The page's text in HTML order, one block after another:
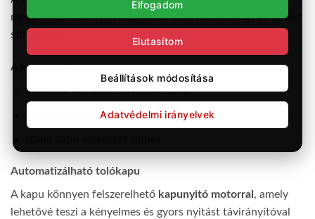
megjelenése könnyen illeszthető a kerítéshez vagy az épület
stílusához.
A kapu szett tartalma
tolókapu váz (acél keretszerkezet)
Automatizálható tolókapu
A kapu könnyen felszerelhető kapunyitó motorral , amely
lehetővé teszi a kényelmes és gyors nyitást távirányítóval
Elfogadom
Elutasítom
Beállítások módosítása
Adatvédelmi irányelvek